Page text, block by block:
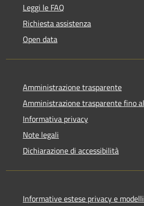
Leggi le FAQ
Richiesta assistenza
Open data
Amministrazione trasparente
Amministrazione trasparente fino
Informativa privacy
Note legali
Dichiarazione di accessibilità
Informative estese privacy e